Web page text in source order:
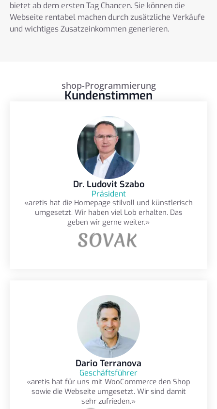
bietet ab dem ersten Tag Chancen. Sie können die
Webseite rentabel machen durch zusätzliche Verkäufe
und wichtiges Zusatzeinkommen generieren.
shop-Programmierung
Kundenstimmen
Dr. Ludovit Szabo
Präsident
«aretis hat die Homepage stilvoll und künstlerisch
umgesetzt. Wir haben viel Lob erhalten. Das
geben wir gerne weiter.»
Dario Terranova
Geschäftsführer
«aretis hat für uns mit WooCommerce den Shop
sowie die Webseite umgesetzt. Wir sind damit
sehr zufrieden.»